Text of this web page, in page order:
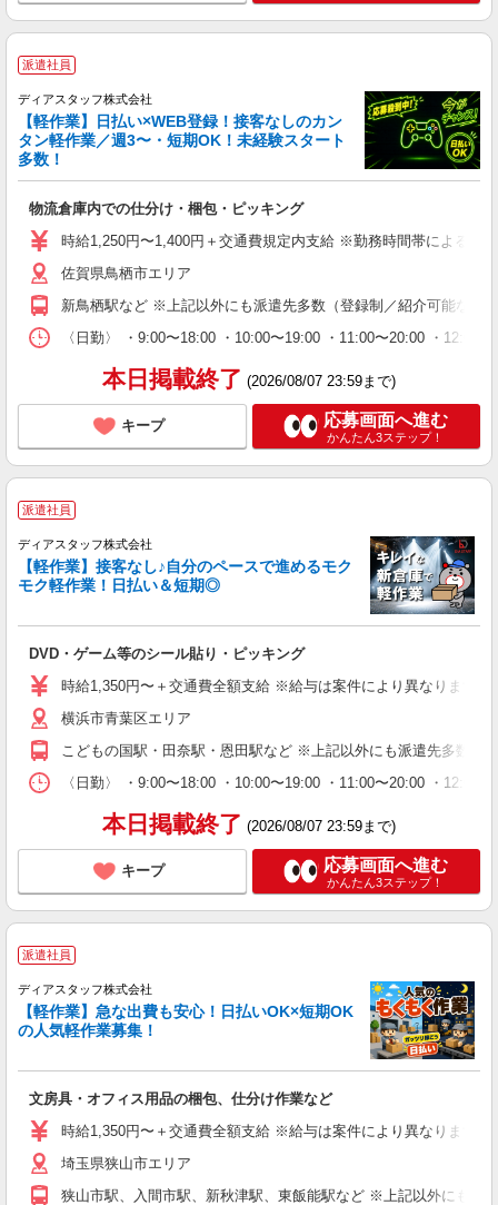
派遣社員
ディアスタッフ株式会社
【軽作業】日払い×WEB登録！接客なしのカン
タン軽作業／週3〜・短期OK！未経験スタート
多数！
物流倉庫内での仕分け・梱包・ピッキング
時給1,250円〜1,400円＋交通費規定内支給 ※勤務時間帯による ※
佐賀県鳥栖市エリア
新鳥栖駅など ※上記以外にも派遣先多数（登録制／紹介可能な案
〈日勤〉 ・9:00〜18:00 ・10:00〜19:00 ・11:00〜20:00 ・
本日掲載終了 (2026/08/07 23:59まで)
キープ 応募画面へ進む
かんたん3ステップ！
派遣社員
ディアスタッフ株式会社
【軽作業】接客なし♪自分のペースで進めるモク
モク軽作業！日払い＆短期◎
DVD・ゲーム等のシール貼り・ピッキング
時給1,350円〜＋交通費全額支給 ※給与は案件により異なります(
横浜市青葉区エリア
こどもの国駅・田奈駅・恩田駅など ※上記以外にも派遣先多数（
〈日勤〉 ・9:00〜18:00 ・10:00〜19:00 ・11:00〜20:00 ・
本日掲載終了 (2026/08/07 23:59まで)
キープ 応募画面へ進む
かんたん3ステップ！
派遣社員
ディアスタッフ株式会社
【軽作業】急な出費も安心！日払いOK×短期OK
の人気軽作業募集！
文房具・オフィス用品の梱包、仕分け作業など
時給1,350円〜＋交通費全額支給 ※給与は案件により異なります(
埼玉県狭山市エリア
狭山市駅、入間市駅、新秋津駅、東飯能駅など ※上記以外にも派